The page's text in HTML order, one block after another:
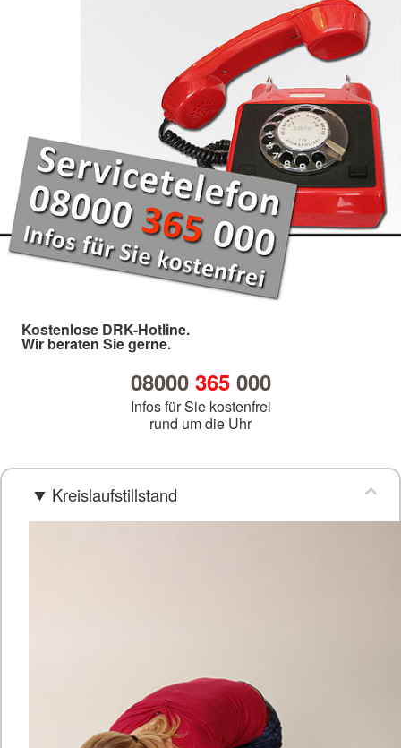
Kostenlose DRK-Hotline.
Wir beraten Sie gerne.
08000 365000
Infos für Sie kostenfrei
rund um die Uhr
Kreislaufstillstand